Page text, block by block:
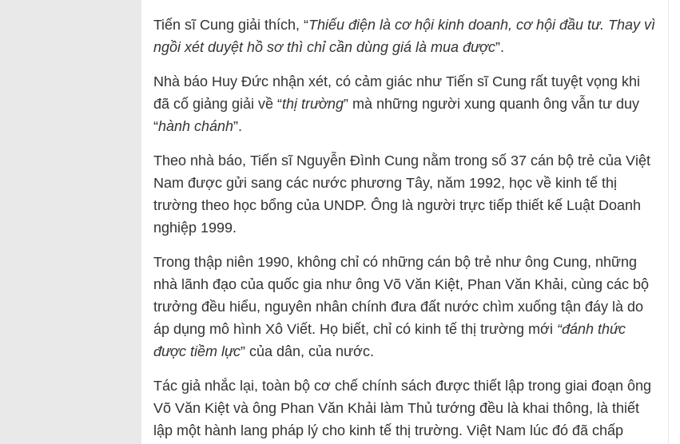
Tiến sĩ Cung giải thích, “Thiếu điện là cơ hội kinh doanh, cơ hội đầu tư. Thay vì
ngồi xét duyệt hồ sơ thì chỉ cần dùng giá là mua được”.
Nhà báo Huy Đức nhận xét, có cảm giác như Tiến sĩ Cung rất tuyệt vọng khi
đã cố giảng giải về “thị trường” mà những người xung quanh ông vẫn tư duy
“hành chánh”.
Theo nhà báo, Tiến sĩ Nguyễn Đình Cung nằm trong số 37 cán bộ trẻ của Việt
Nam được gửi sang các nước phương Tây, năm 1992, học về kinh tế thị
trường theo học bổng của UNDP. Ông là người trực tiếp thiết kế Luật Doanh
nghiệp 1999.
Trong thập niên 1990, không chỉ có những cán bộ trẻ như ông Cung, những
nhà lãnh đạo của quốc gia như ông Võ Văn Kiệt, Phan Văn Khải, cùng các bộ
trưởng đều hiểu, nguyên nhân chính đưa đất nước chìm xuống tận đáy là do
áp dụng mô hình Xô Viết. Họ biết, chỉ có kinh tế thị trường mới “đánh thức
được tiềm lực” của dân, của nước.
Tác giả nhắc lại, toàn bộ cơ chế chính sách được thiết lập trong giai đoạn ông
Võ Văn Kiệt và ông Phan Văn Khải làm Thủ tướng đều là khai thông, là thiết
lập một hành lang pháp lý cho kinh tế thị trường. Việt Nam lúc đó đã chấp